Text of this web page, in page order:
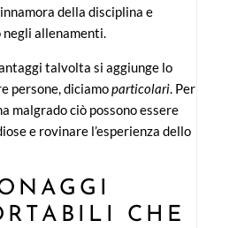
della disciplina e
negli allenamenti.
talvolta si aggiunge lo
persone, diciamoparticolari. Per
malgrado ciò possono essere
e rovinare l’esperienza dello
CHE